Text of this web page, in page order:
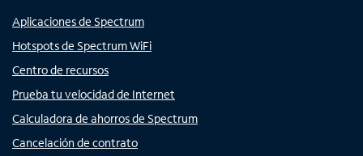
Aplicaciones de Spectrum
Hotspots de Spectrum WiFi
Centro de recursos
Prueba tu velocidad de Internet
Calculadora de ahorros de Spectrum
Cancelación de contrato